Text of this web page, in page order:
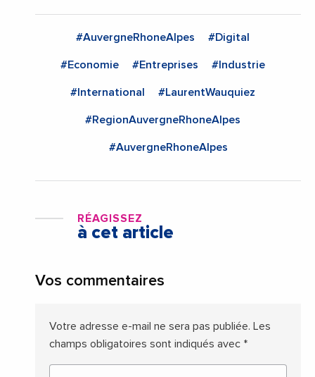
#AuvergneRhoneAlpes #Digital
#Economie #Entreprises #Industrie
#International #LaurentWauquiez
#RegionAuvergneRhoneAlpes
#AuvergneRhoneAlpes
RÉAGISSEZ
à cet article
Vos commentaires
Votre adresse e-mail ne sera pas publiée. Les
champs obligatoires sont indiqués avec *